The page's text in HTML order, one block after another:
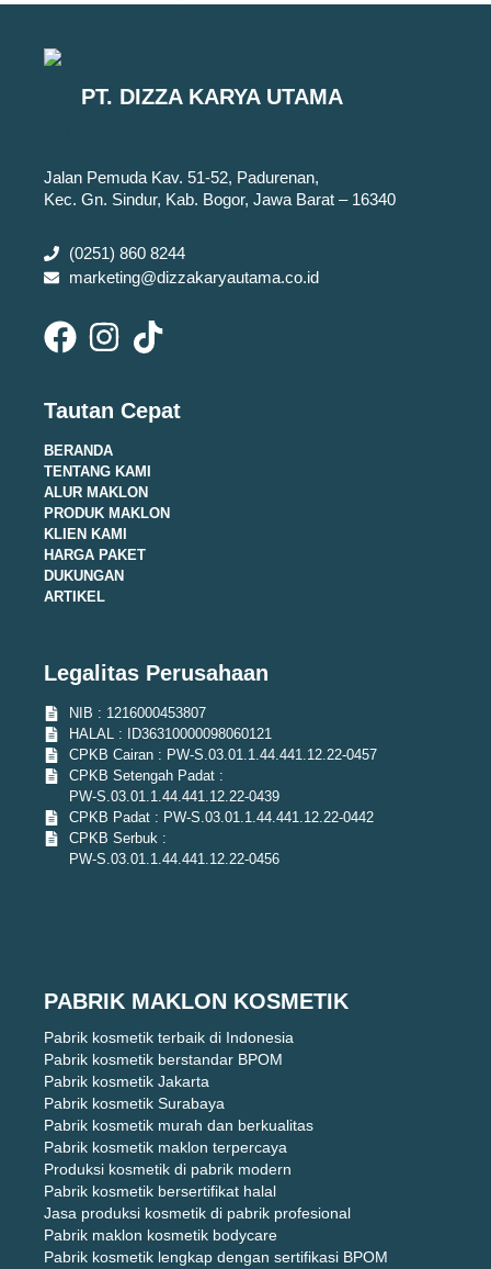
PT. DIZZA KARYA UTAMA
Jalan Pemuda Kav. 51-52, Padurenan,
Kec. Gn. Sindur, Kab. Bogor, Jawa Barat – 16340
(0251) 860 8244
marketing@dizzakaryautama.co.id
Tautan Cepat
BERANDA
TENTANG KAMI
ALUR MAKLON
PRODUK MAKLON
KLIEN KAMI
HARGA PAKET
DUKUNGAN
ARTIKEL
Legalitas Perusahaan
NIB : 1216000453807
HALAL : ID36310000098060121
CPKB Cairan : PW-S.03.01.1.44.441.12.22-0457
CPKB Setengah Padat :
PW-S.03.01.1.44.441.12.22-0439
CPKB Padat : PW-S.03.01.1.44.441.12.22-0442
CPKB Serbuk :
PW-S.03.01.1.44.441.12.22-0456
PABRIK MAKLON KOSMETIK
Pabrik kosmetik terbaik di Indonesia
Pabrik kosmetik berstandar BPOM
Pabrik kosmetik Jakarta
Pabrik kosmetik Surabaya
Pabrik kosmetik murah dan berkualitas
Pabrik kosmetik maklon terpercaya
Produksi kosmetik di pabrik modern
Pabrik kosmetik bersertifikat halal
Jasa produksi kosmetik di pabrik profesional
Pabrik maklon kosmetik bodycare
Pabrik kosmetik lengkap dengan sertifikasi BPOM